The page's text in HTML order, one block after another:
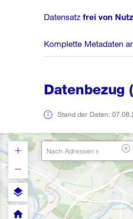
Datensatz frei von
Komplette Metadaten
Datenbezug
Stand der Daten:
layers
home